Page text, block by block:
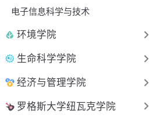
电子信息科学与技术
环境学院
生命科学学院
经济与管理学院
罗格斯大学纽瓦克学院